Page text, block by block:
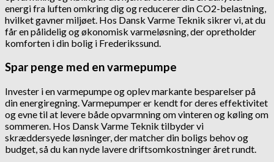
energi fra luften omkring dig og reducerer din CO2-belastning,
hvilket gavner miljøet. Hos Dansk Varme Teknik sikrer vi, at du
får en pålidelig og økonomisk varmeløsning, der opretholder
komforten i din bolig i Frederikssund.
Spar penge med en varmepumpe
Invester i en varmepumpe og oplev markante besparelser på
din energiregning. Varmepumper er kendt for deres effektivitet
og evne til at levere både opvarmning om vinteren og køling om
sommeren. Hos Dansk Varme Teknik tilbyder vi
skræddersyede løsninger, der matcher din boligs behov og
budget, så du kan nyde lavere driftsomkostninger året rundt.